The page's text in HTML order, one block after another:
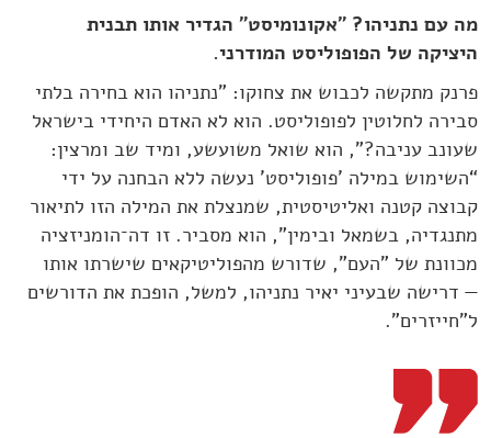
מה עם נתניהו? "אקונומיסט" הגדיר אותו תבנית
היציקה של הפופוליסט המודרני.
פרנק מתקשה לכבוש את צחוקו: "נתניהו הוא בחירה בלתי
סבירה לחלוטין לפופוליסט. הוא לא האדם היחידי בישראל
שעונב עניבה?", הוא שואל משועשע, ומיד שב ומרצין:
“השימוש במילה 'פופוליסט' נעשה ללא הבחנה על ידי
קבוצה קטנה ואליטיסטית, שמנצלת את המילה הזו לתיאור
מתנגדיה, בשמאל ובימין", הוא מסביר. זו דה־הומניזציה
מכוונת של "העם", שדורש מהפוליטיקאים שישרתו אותו
— דרישה שבעיני יאיר נתניהו, למשל, הופכת את הדורשים
ל"חייזרים".